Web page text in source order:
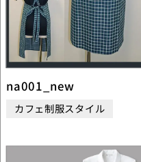
na001_new
カフェ制服スタイル